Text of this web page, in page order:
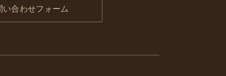
い合わせフォーム